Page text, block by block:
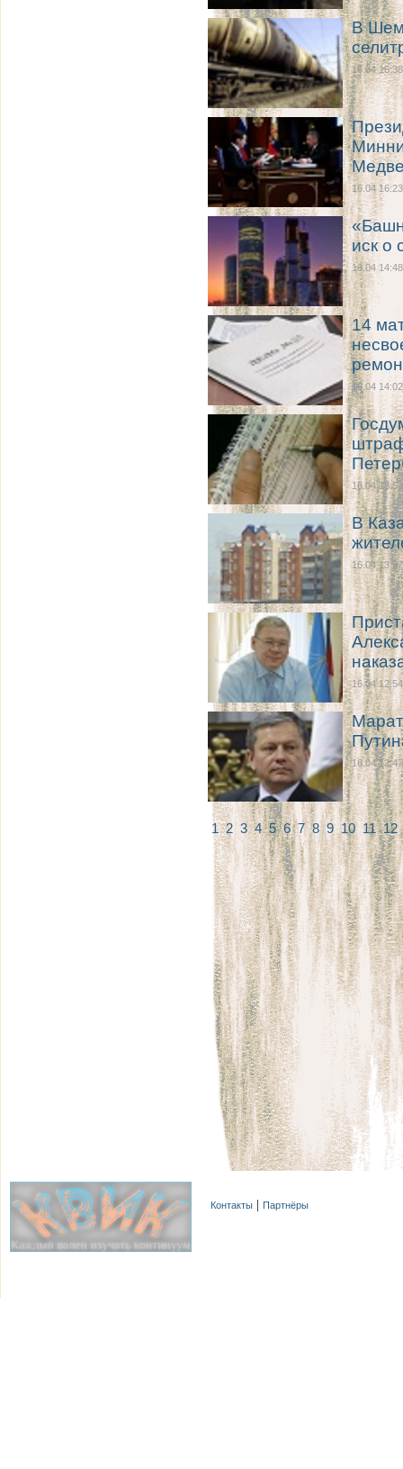
В
16.04 16:38
16.04 16:23
иск о
16.04 14:48
14
16.04 14:02
16.04 13:57
В
16.04 13:37
16.04 12:54
16.04 12:47
12345678 9101112
Контакты Партнёры